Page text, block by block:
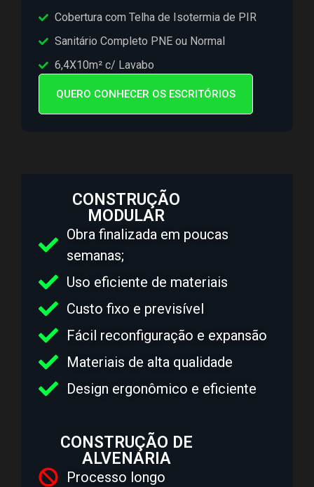
Cobertura com Telha de Isotermia de PIR
Sanitário Completo PNE ou Normal
6,4X10m² c/ Lavabo
QUERO CONHECER OS ESCRITÓRIOS
CONSTRUÇÃO
MODULAR
Obra finalizada em poucas
semanas;
Uso eficiente de materiais
Custo fixo e previsível
Fácil reconfiguração e expansão
Materiais de alta qualidade
Design ergonômico e eficiente
CONSTRUÇÃO DE
ALVENARIA
Processo longo